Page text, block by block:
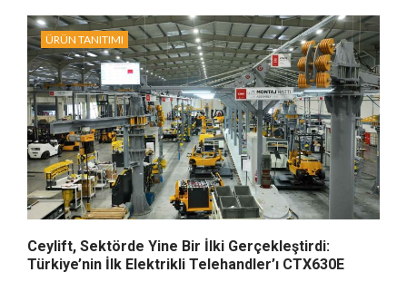
ÜRÜN TANITIMI
Ceylift, Sektörde Yine Bir İlki Gerçekleştirdi:
Türkiye’nin İlk Elektrikli Telehandler’ı CTX630E